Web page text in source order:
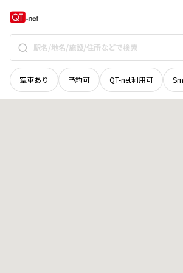
空車あり 予約可 QT-net利用可
滋賀県